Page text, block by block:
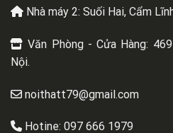
Nhà máy 2: Suối Hai, Cẩm
Văn Phòng - Cửa Hàng:
Nội.
noithatt79@gmail.com
Hotine: 097 666 1979